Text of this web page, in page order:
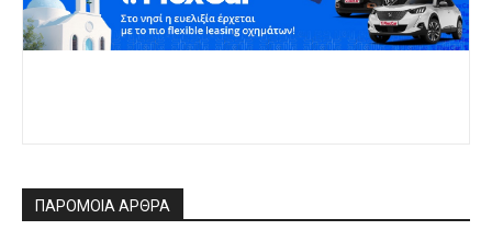
ΠΑΡΟΜΟΙΑ ΑΡΘΡΑ